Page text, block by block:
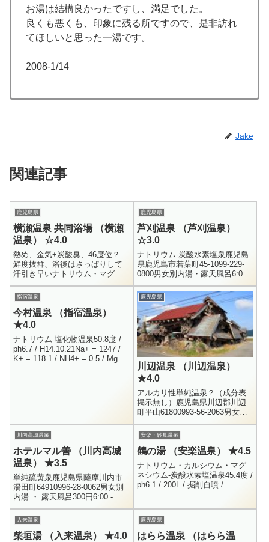
お湯は結構良かったですし、満足でした。
良くも悪くも、印象に残る所ですので、是非訪れ
てほしいと思った一湯です。
2008-1/14
Jake
関連記事
鹿児島県
横瀬温泉 共同浴場 （横瀬
温泉） ☆4.0
熱め、金気+炭酸臭、46度位？
鮮度抜群、浴後はさっぱりして
汗引き早いナトリウム・マグネ
シウム・カルシウム-炭酸水素
塩・塩化物温泉（源泉名：横瀬
15号） 49.7度（使用位置） /...
鹿児島県
芦刈温泉 （芦刈温泉）
☆3.0
ナトリウム-炭酸水素塩泉鹿児島
県鹿児島市若葉町45-1099-229-
0800男女別内湯・露天風呂6:00
～ 24:00大人 420円、子供 150
円、幼児 80円 まず初めにお...
指宿温泉
今村温泉 （指宿温泉）
★4.0
ナトリウム-塩化物温泉50.8度 /
ph6.7 / H14.10.21Na+ = 1247 /
K+ = 118.1 / NH4+ = 0.5 / Mg++
鹿児島県
川辺温泉 （川辺温泉）
★4.0
アルカリ性単純温泉？（成分表
掲示無し）鹿児島県川辺郡川辺
町平山61800993-56-2063男女別
内湯 ・ サウナ360円14:00 -
22:00変わった建物の温泉と言う
ことで...
川内高城温泉
ホテルマル善 （川内高城
温泉） ★3.5
単純硫黄泉鹿児島県薩摩川内市
湯田町64910996-28-0062男女別
内湯 ・ 露天風呂300円6:00 -
21:00以前一度訪れ、とても良い
印象を持っていた川内高城温
泉。再訪...
安楽・妙見温泉
鶴の湯 （安楽温泉） ★4.5
ナトリウム・カルシウム・マグ
ネシウム-炭酸水素塩温泉45.4度 /
ph6.1 / 200L / 掘削自噴 /
入来温泉
柴垣湯 （入来温泉） ★4.0
鹿児島県
はらら温泉 （はらら温